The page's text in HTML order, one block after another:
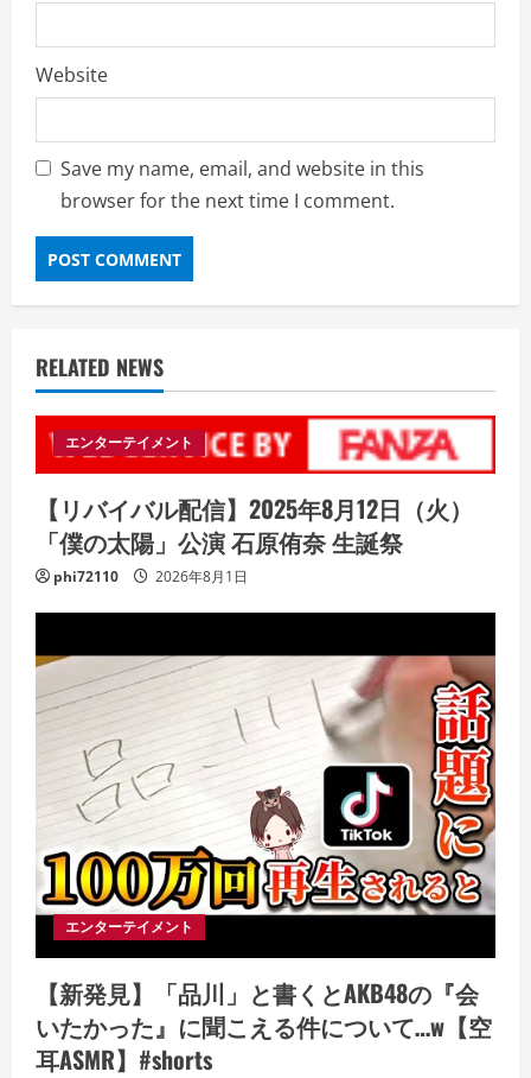
Website
Save my name, email, and website in this
browser for the next time I comment.
RELATED NEWS
エンターテイメント
【リバイバル配信】2025年8月12日（火）
「僕の太陽」公演 石原侑奈 生誕祭
phi72110 2026年8月1日
エンターテイメント
【新発見】「品川」と書くとAKB48の『会
いたかった』に聞こえる件について…w【空
耳ASMR】#shorts